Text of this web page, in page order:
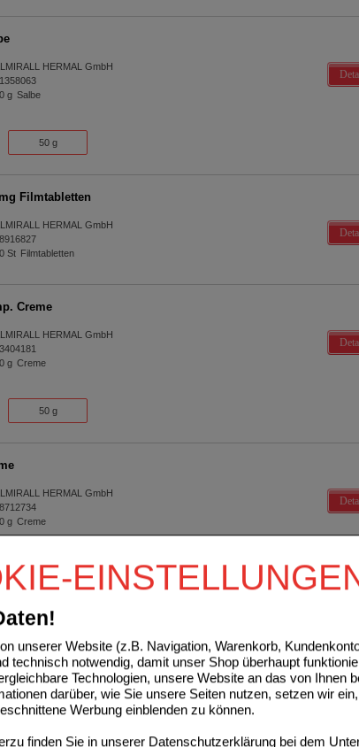
unserer Website (z.B. Navigation, Warenkorb,
technisch notwendig, damit unser Shop überhaupt
Technologien, unsere Website an das von Ihnen
darüber, wie Sie unsere Seiten nutzen, setzen wir
Werbung einblenden zu können.
finden Sie in unserer Datenschutzerklärung bei dem
HERMAL GmbH
g Salbe
50 g
Filmtabletten
HERMAL GmbH
St Filmtabletten
Creme
HERMAL GmbH
g Creme
50 g
HERMAL GmbH
g Creme
50 g
HERMAL GmbH
g Creme